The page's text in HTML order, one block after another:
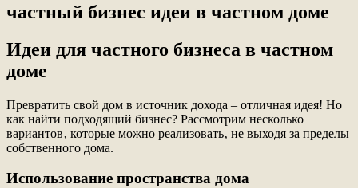
частный бизнес идеи в частном доме
Идеи для частного бизнеса в частном
доме
Превратить свой дом в источник дохода – отличная идея! Но
как найти подходящий бизнес? Рассмотрим несколько
вариантов‚ которые можно реализовать‚ не выходя за пределы
собственного дома.
Использование пространства дома